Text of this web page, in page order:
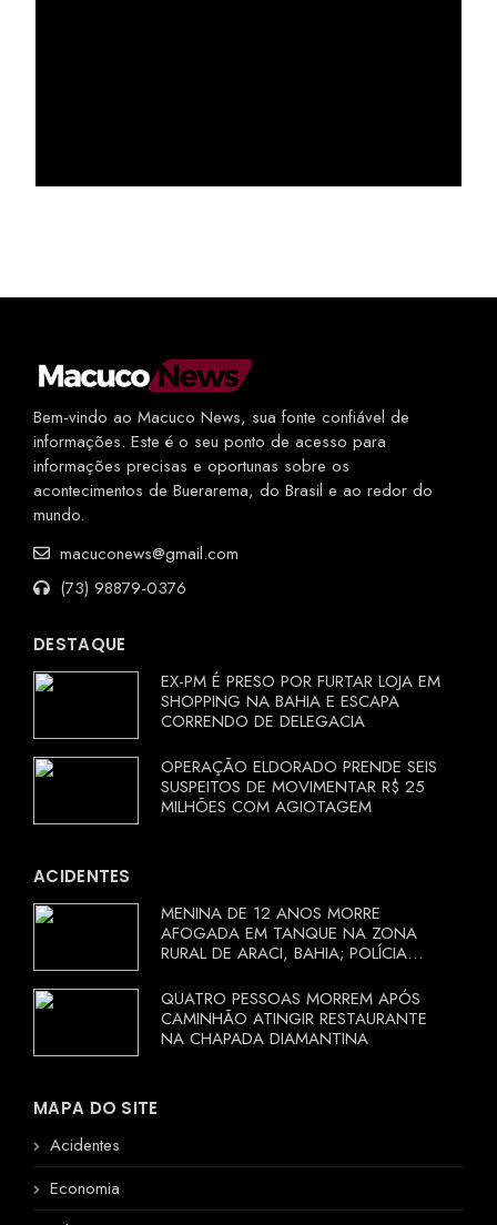
Bem-vindo ao Macuco News, sua fonte confiável de
informações. Este é o seu ponto de acesso para
informações precisas e oportunas sobre os
acontecimentos de Buerarema, do Brasil e ao redor do
mundo.
macuconews@gmail.com
(73) 98879-0376
DESTAQUE
EX-PM É PRESO POR FURTAR LOJA EM
SHOPPING NA BAHIA E ESCAPA
CORRENDO DE DELEGACIA
OPERAÇÃO ELDORADO PRENDE SEIS
SUSPEITOS DE MOVIMENTAR R$ 25
MILHÕES COM AGIOTAGEM
ACIDENTES
MENINA DE 12 ANOS MORRE
AFOGADA EM TANQUE NA ZONA
RURAL DE ARACI, BAHIA; POLÍCIA
QUATRO PESSOAS MORREM APÓS
CAMINHÃO ATINGIR RESTAURANTE
NA CHAPADA DIAMANTINA
MAPA DO SITE
Acidentes
Economia